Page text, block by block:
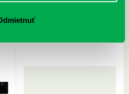
Hardy, Paula: Japonsko na tanieri:
kompletný sprievodca
japonskou kuchyňou a etiketou